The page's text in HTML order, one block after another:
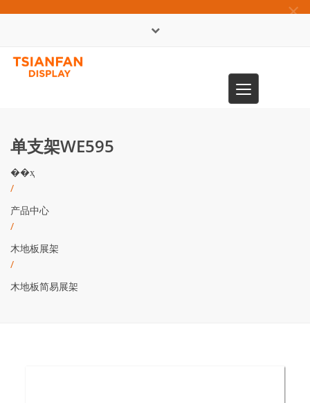
×
Toggle
navigation
单支架WE595
��ҳ
/
产品中心
/
木地板展架
/
木地板简易展架